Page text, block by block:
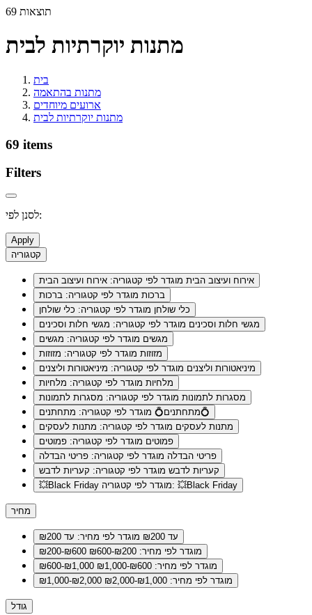
69 תוצאות
מתנות יוקרתיות לבית
בית
מתנות בהתאמה
ארועים מיוחדים
מתנות יוקרתיות לבית
69 items
Filters
לסנן לפי:
Apply
קטגוריה
אירוח ועיצוב הבית מוגדר לפי קטגוריה: אירוח ועיצוב הבית
ברכות מוגדר לפי קטגוריה: ברכות
כלי שולחן מוגדר לפי קטגוריה: כלי שולחן
מגשי חלות וסכינים מוגדר לפי קטגוריה: מגשי חלות וסכינים
מגשים מוגדר לפי קטגוריה: מגשים
מזוזות מוגדר לפי קטגוריה: מזוזות
מיניאטורות וליצנים מוגדר לפי קטגוריה: מיניאטורות וליצנים
מלחיות מוגדר לפי קטגוריה: מלחיות
מסגרות לתמונות מוגדר לפי קטגוריה: מסגרות לתמונות
מתחתנים💍מוגדר לפי קטגוריה: מתחתנים💍
מתנות לעסקים מוגדר לפי קטגוריה: מתנות לעסקים
פמוטים מוגדר לפי קטגוריה: פמוטים
פריטי הבדלה מוגדר לפי קטגוריה: פריטי הבדלה
קעריות לדבש מוגדר לפי קטגוריה: קעריות לדבש
💥Black Friday
מוגדר לפי קטגוריה: 💥Black Friday
מחיר
עד ₪200
מוגדר לפי מחיר: עד ₪200
₪200-₪600
מוגדר לפי מחיר: ₪200-₪600
₪600-₪1,000
מוגדר לפי מחיר: ₪600-₪1,000
₪1,000-₪2,000
מוגדר לפי מחיר: ₪1,000-₪2,000
גודל